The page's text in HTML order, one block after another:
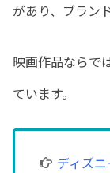
があり、ブラン
映画作品ならで
ています。
ディズ